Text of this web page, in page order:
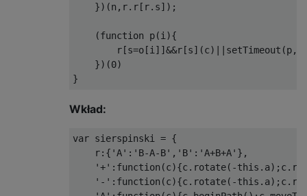
    })(n,r.r[r.s]);
    (function p(i){
    })(0)
Wkład:
var sierspinski = {
    r:{'A':'B-A-B','B':'A+B+A'},
'+':function(c){c.rotate(-
'-':function(c){c.rotate(-